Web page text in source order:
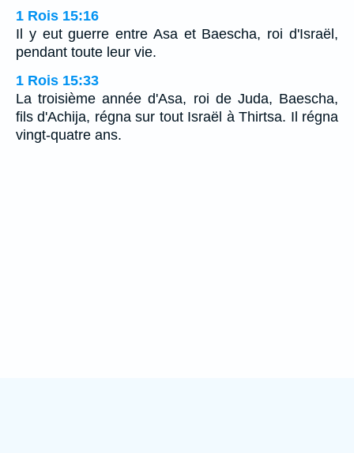
1 Rois 15:16
Il y eut guerre entre Asa et Baescha, roi d'Israël,
pendant toute leur vie.
1 Rois 15:33
La troisième année d'Asa, roi de Juda, Baescha,
fils d'Achija, régna sur tout Israël à Thirtsa. Il régna
vingt-quatre ans.